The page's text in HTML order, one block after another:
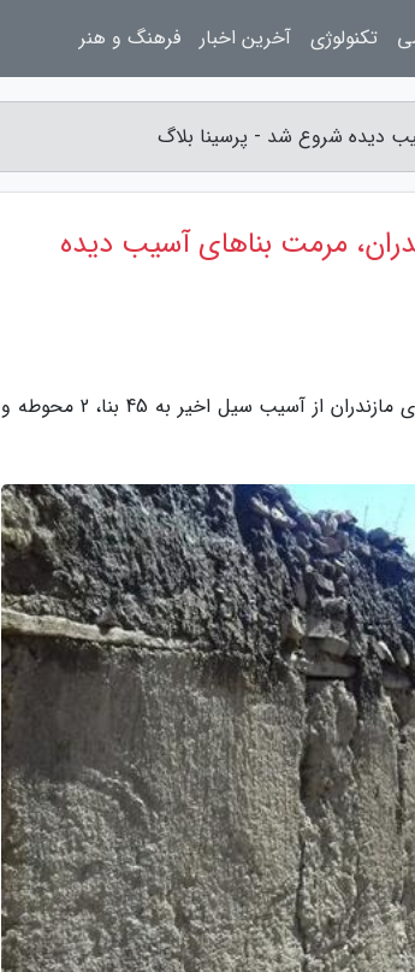
مازندران، مرمت بناهای آسیب دیده
به گزارش پرسینا بلاگ، مدیرکل میراث فرهنگی صنایع دستی و گردشگری مازندران از آسیب سیل اخیر به 45 بنا، 2 محوطه و
تکنولوژی آخرین اخبار فرهنگ و هنر